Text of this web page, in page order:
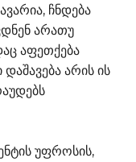
ჩნდება
არათუ
აფეთქება
არის ის
უფროსის,